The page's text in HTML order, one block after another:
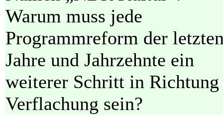
Warum muss jede
Programmreform der
Jahre und Jahrzehnte ein
weiterer Schritt in Richtung
Verflachung sein?